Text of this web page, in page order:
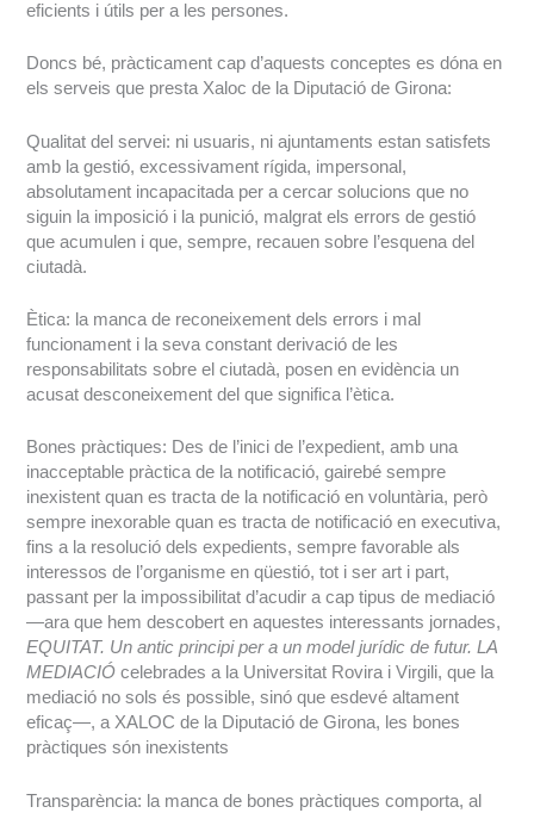
eficients i útils per a les persones.
Doncs bé, pràcticament cap d’aquests conceptes es dóna en
els serveis que presta Xaloc de la Diputació de Girona:
Qualitat del servei: ni usuaris, ni ajuntaments estan satisfets
amb la gestió, excessivament rígida, impersonal,
absolutament incapacitada per a cercar solucions que no
siguin la imposició i la punició, malgrat els errors de gestió
que acumulen i que, sempre, recauen sobre l’esquena del
ciutadà.
Ètica: la manca de reconeixement dels errors i mal
funcionament i la seva constant derivació de les
responsabilitats sobre el ciutadà, posen en evidència un
acusat desconeixement del que significa l’ètica.
Bones pràctiques: Des de l’inici de l’expedient, amb una
inacceptable pràctica de la notificació, gairebé sempre
inexistent quan es tracta de la notificació en voluntària, però
sempre inexorable quan es tracta de notificació en executiva,
fins a la resolució dels expedients, sempre favorable als
interessos de l’organisme en qüestió, tot i ser art i part,
passant per la impossibilitat d’acudir a cap tipus de mediació
—ara que hem descobert en aquestes interessants jornades,
EQUITAT. Un antic principi per a un model jurídic de futur. LA
MEDIACIÓcelebrades a la Universitat Rovira i Virgili, que la
mediació no sols és possible, sinó que esdevé altament
eficaç—, a XALOC de la Diputació de Girona, les bones
pràctiques són inexistents
Transparència: la manca de bones pràctiques comporta, al